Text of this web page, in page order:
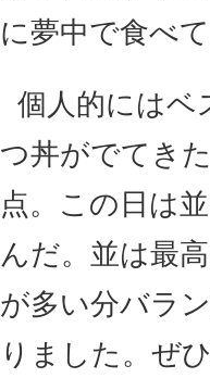
に夢中で食べ
個人的にはベ
つ丼がでてき
点。この日は
んだ。並は最
が多い分バラ
りました。ぜ